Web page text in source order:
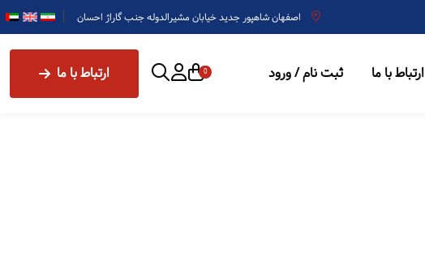
اصفهان شاهپور جدید خیابان مشیرالدوله جنب گاراژ احسان
ارتباط با ما ثبت نام / ورود 0 ارتباط با ما